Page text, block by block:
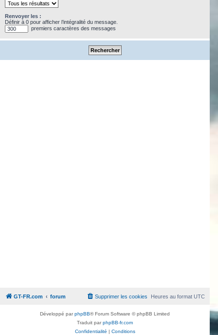
Renvoyer les :
Définir à 0 pour afficher l’intégralité du message.
premiers caractères des messages
GT-FR.com forum Heures au formatUTC
Supprimer les cookies
Développé parphpBB® Forum Software © phpBB Limited
Traduit parphpBB-fr.com
Confidentialité
Conditions